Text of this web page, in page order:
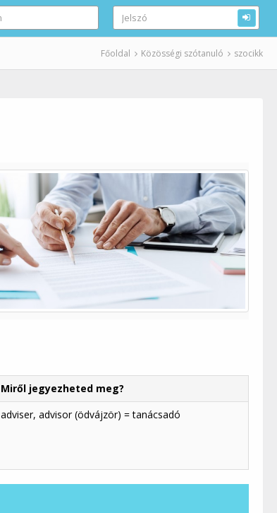
Főoldal Közösségi szótanuló szocikk
Miről jegyezheted meg?
adviser, advisor (ödvájzör) = tanácsadó